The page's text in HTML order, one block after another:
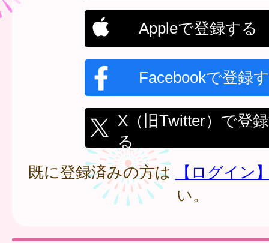
Appleで登録する
Facebookで登録
X（旧Twitter）で登
る
既に登録済みの方は
【ログイン
い。